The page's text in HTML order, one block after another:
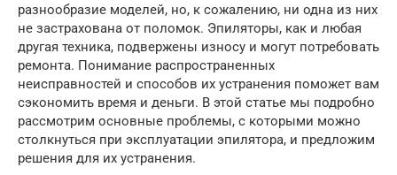
разнообразие моделей, но, к сожалению, ни одна из них
не застрахована от поломок. Эпиляторы, как и любая
другая техника, подвержены износу и могут потребовать
ремонта. Понимание распространенных
неисправностей и способов их устранения поможет вам
сэкономить время и деньги. В этой статье мы подробно
рассмотрим основные проблемы, с которыми можно
столкнуться при эксплуатации эпилятора, и предложим
решения для их устранения.